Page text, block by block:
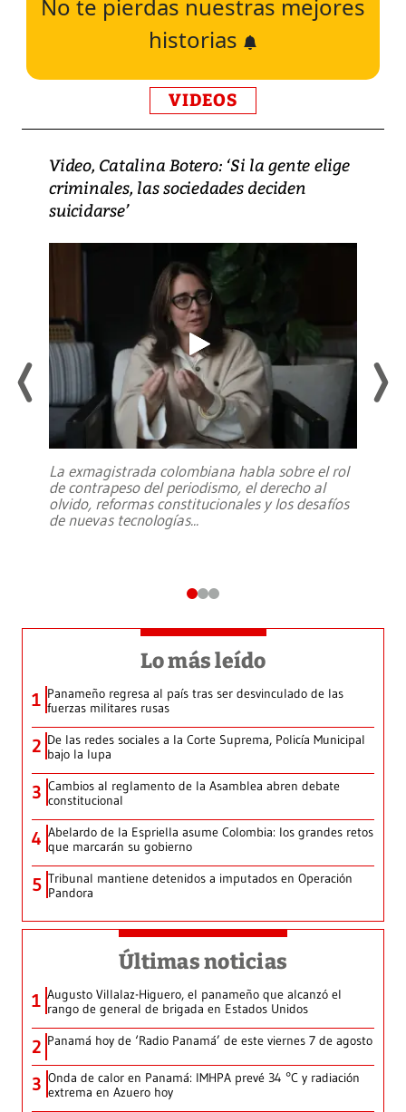
No te pierdas nuestras mejores
historias
VIDEOS
Video, Catalina Botero: ‘Si la gente elige
criminales, las sociedades deciden
suicidarse’
La exmagistrada colombiana habla sobre el rol
de contrapeso del periodismo, el derecho al
olvido, reformas constitucionales y los desafíos
de nuevas tecnologías...
Lo más leído
1 Panameño regresa al país tras ser desvinculado de las
fuerzas militares rusas
2 De las redes sociales a la Corte Suprema, Policía Municipal
bajo la lupa
3 Cambios al reglamento de la Asamblea abren debate
constitucional
4 Abelardo de la Espriella asume Colombia: los grandes retos
que marcarán su gobierno
5 Tribunal mantiene detenidos a imputados en Operación
Pandora
Últimas noticias
1 Augusto Villalaz-Higuero, el panameño que alcanzó el
rango de general de brigada en Estados Unidos
2 Panamá hoy de ‘Radio Panamá’ de este viernes 7 de agosto
3 Onda de calor en Panamá: IMHPA prevé 34 °C y radiación
extrema en Azuero hoy